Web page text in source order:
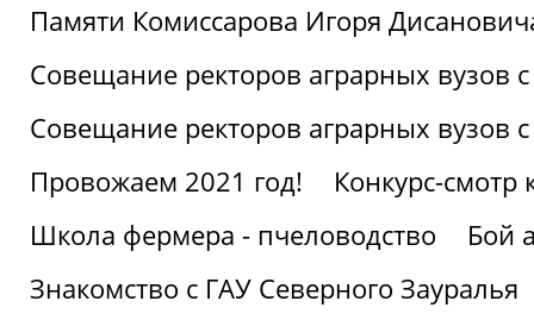
Памяти Комиссарова Игоря
Совещание ректоров аграрных
Совещание ректоров аграрных
Провожаем 2021 год!
Конкурс-
Школа фермера - пчеловодство
Бой
Знакомство с ГАУ Северного Зауралья